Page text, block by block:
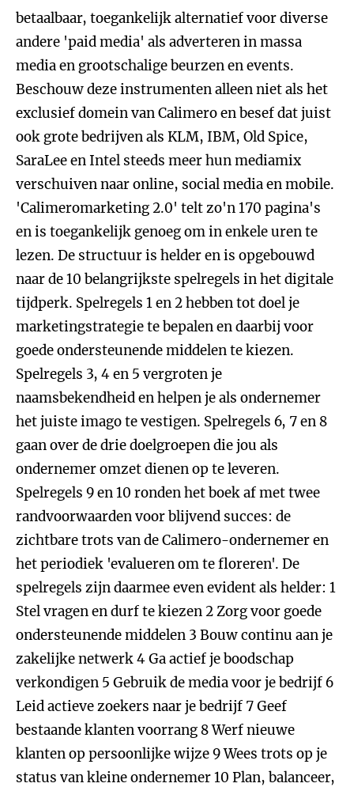
betaalbaar, toegankelijk alternatief voor diverse
andere 'paid media' als adverteren in massa
media en grootschalige beurzen en events.
Beschouw deze instrumenten alleen niet als het
exclusief domein van Calimero en besef dat juist
ook grote bedrijven als KLM, IBM, Old Spice,
SaraLee en Intel steeds meer hun mediamix
verschuiven naar online, social media en mobile.
'Calimeromarketing 2.0' telt zo'n 170 pagina's
en is toegankelijk genoeg om in enkele uren te
lezen. De structuur is helder en is opgebouwd
naar de 10 belangrijkste spelregels in het digitale
tijdperk. Spelregels 1 en 2 hebben tot doel je
marketingstrategie te bepalen en daarbij voor
goede ondersteunende middelen te kiezen.
Spelregels 3, 4 en 5 vergroten je
naamsbekendheid en helpen je als ondernemer
het juiste imago te vestigen. Spelregels 6, 7 en 8
gaan over de drie doelgroepen die jou als
ondernemer omzet dienen op te leveren.
Spelregels 9 en 10 ronden het boek af met twee
randvoorwaarden voor blijvend succes: de
zichtbare trots van de Calimero-ondernemer en
het periodiek 'evalueren om te floreren'. De
spelregels zijn daarmee even evident als helder: 1
Stel vragen en durf te kiezen 2 Zorg voor goede
ondersteunende middelen 3 Bouw continu aan je
zakelijke netwerk 4 Ga actief je boodschap
verkondigen 5 Gebruik de media voor je bedrijf 6
Leid actieve zoekers naar je bedrijf 7 Geef
bestaande klanten voorrang 8 Werf nieuwe
klanten op persoonlijke wijze 9 Wees trots op je
status van kleine ondernemer 10 Plan, balanceer,